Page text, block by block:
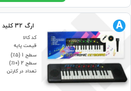
کد کالا
قیمت پایه
سطح 1 (۵٪)
سطح 2 (۱۰٪)
تعداد در کارتن
A